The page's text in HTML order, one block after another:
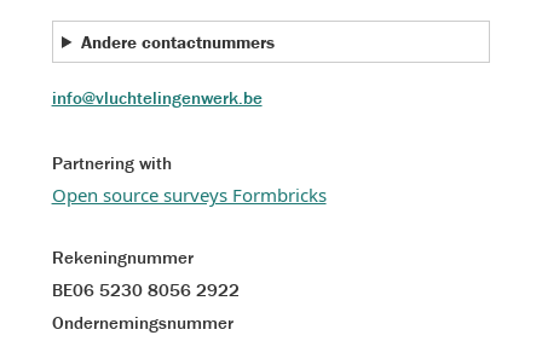
Andere contactnummers
info@vluchtelingenwerk.be
Partnering with
Open source surveys Formbricks
Rekeningnummer
BE06 5230 8056 2922
Ondernemingsnummer